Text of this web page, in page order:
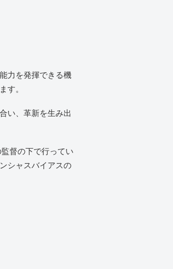
力を発揮できる機
す。
い、革新を生み出
督の下で行ってい
シャスバイアスの